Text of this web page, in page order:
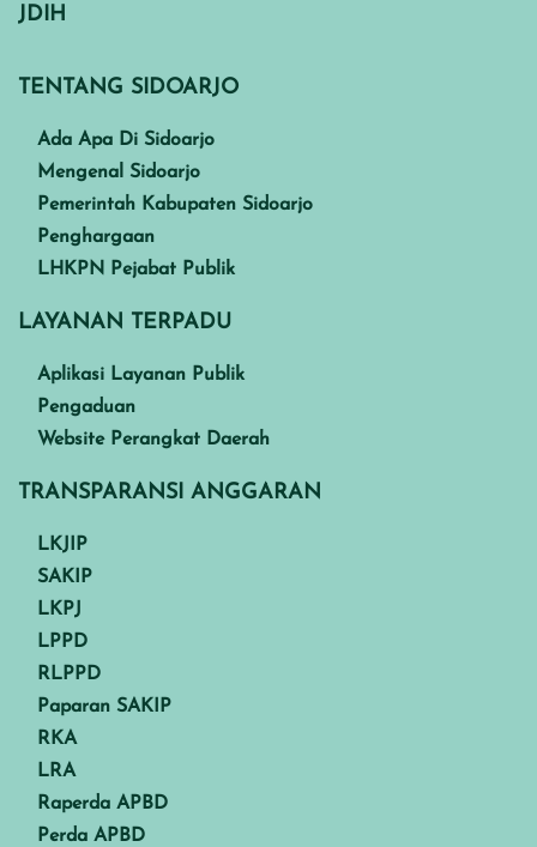
JDIH
TENTANG SIDOARJO
Ada Apa Di Sidoarjo
Mengenal Sidoarjo
Pemerintah Kabupaten Sidoarjo
Penghargaan
LHKPN Pejabat Publik
LAYANAN TERPADU
Aplikasi Layanan Publik
Pengaduan
Website Perangkat Daerah
TRANSPARANSI ANGGARAN
LKJIP
SAKIP
LKPJ
LPPD
RLPPD
Paparan SAKIP
RKA
LRA
Raperda APBD
Perda APBD